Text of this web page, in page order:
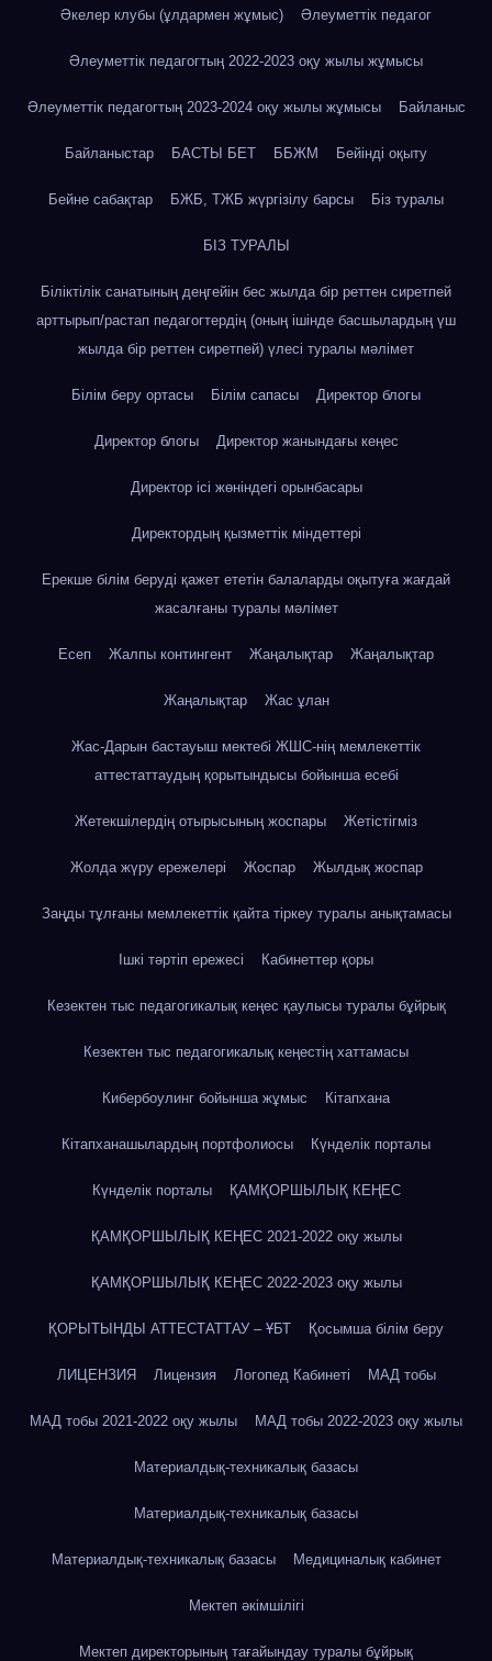
Әкелер клубы (ұлдармен жұмыс) Әлеуметтік педагог
Әлеуметтік педагогтың 2022-2023 оқу жылы жұмысы
Әлеуметтік педагогтың 2023-2024 оқу жылы жұмысы Байланыс
Байланыстар БАСТЫ БЕТ ББЖМ Бейінді оқыту
Бейне сабақтар БЖБ, ТЖБ жүргізілу барсы Біз туралы
БІЗ ТУРАЛЫ
Біліктілік санатының деңгейін бес жылда бір реттен сиретпей
арттырып/растап педагогтердің (оның ішінде басшылардың үш
жылда бір реттен сиретпей) үлесі туралы мәлімет
Білім беру ортасы Білім сапасы Директор блогы
Директор блогы Директор жанындағы кеңес
Директор ісі жөніндегі орынбасары
Директордың қызметтік міндеттері
Ерекше білім беруді қажет ететін балаларды оқытуға жағдай
жасалғаны туралы мәлімет
Есеп Жалпы контингент Жаңалықтар Жаңалықтар
Жаңалықтар Жас ұлан
Жас-Дарын бастауыш мектебі ЖШС-нің мемлекеттік
аттестаттаудың қорытындысы бойынша есебі
Жетекшілердің отырысының жоспары Жетістігміз
Жолда жүру ережелері Жоспар Жылдық жоспар
Заңды тұлғаны мемлекеттік қайта тіркеу туралы анықтамасы
Ішкі тәртіп ережесі Кабинеттер қоры
Кезектен тыс педагогикалық кеңес қаулысы туралы бұйрық
Кезектен тыс педагогикалық кеңестің хаттамасы
Кибербоулинг бойынша жұмыс Кітапхана
Кітапханашылардың портфолиосы Күнделік порталы
Күнделік порталы ҚАМҚОРШЫЛЫҚ КЕҢЕС
ҚАМҚОРШЫЛЫҚ КЕҢЕС 2021-2022 оқу жылы
ҚАМҚОРШЫЛЫҚ КЕҢЕС 2022-2023 оқу жылы
ҚОРЫТЫНДЫ АТТЕСТАТТАУ – ҰБТ Қосымша білім беру
ЛИЦЕНЗИЯ Лицензия Логопед Кабинеті МАД тобы
МАД тобы 2021-2022 оқу жылы МАД тобы 2022-2023 оқу жылы
Материалдық-техникалық базасы
Материалдық-техникалық базасы
Материалдық-техникалық базасы Медициналық кабинет
Мектеп әкімшілігі
Мектеп директорының тағайындау туралы бұйрық